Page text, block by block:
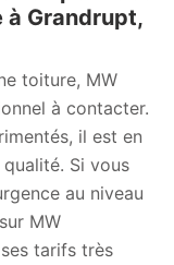
à Grandrupt,
toiture, MW
à contacter.
il est en
Si vous
au niveau
MW
tarifs très